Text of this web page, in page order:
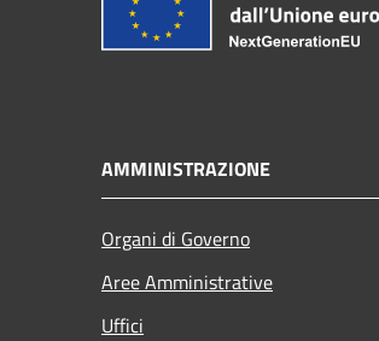
AMMINISTRAZIONE
Organi di Governo
Aree Amministrative
Uffici